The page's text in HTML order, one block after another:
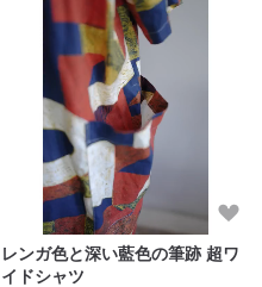
レンガ色と深い藍色の筆跡 超ワ
イドシャツ